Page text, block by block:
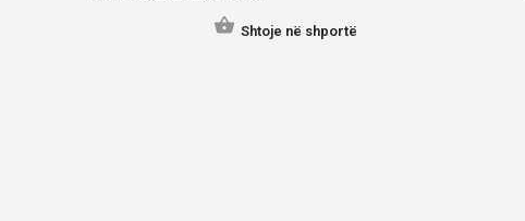
Shtoje në shportë